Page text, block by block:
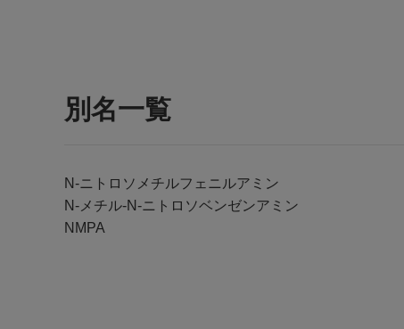
別名一覧
N-ニトロソメチルフェニルアミン
N-メチル-N-ニトロソベンゼンアミン
NMPA